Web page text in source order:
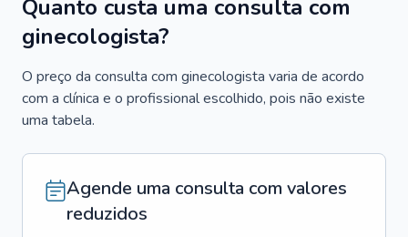
Quanto custa uma consulta com
ginecologista?
O preço da consulta com ginecologista varia de acordo
com a clínica e o profissional escolhido, pois não existe
uma tabela.
Agende uma consulta com valores
reduzidos